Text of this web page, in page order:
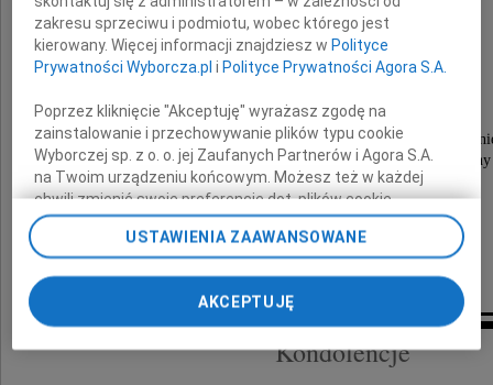
człowiek wielkiego serca,
wyjątkowej skromności i życzliwości.
Msza żałobna oraz uroczystości pogrzebowe
zostaną odprawione dnia 21 marca 2019 roku o
w kaplicy na cmentarzu parafii Świętej Rodziny
przy ulicy Smętnej we Wrocławiu,
o czym zawiadamia pogrążona w smutku
Kondolencje
zakresu sprzeciwu i podmiotu, wobec którego jest
kierowany. Więcej informacji znajdziesz w Polityce
Prywatności Wyborcza.pl i Polityce Prywatności Agora S.A.
Poprzez kliknięcie "Akceptuję" wyrażasz zgodę na
zainstalowanie i przechowywanie plików typu cookie
Wyborczej sp. z o. o. jej Zaufanych Partnerów i Agora S.A.
na Twoim urządzeniu końcowym. Możesz też w każdej
chwili zmienić swoje preferencje dot. plików cookie,
ponownie wywołując narzędzie do zarządzania Twoimi
preferencjami dot. przetwarzania danych poprzez
odnośnik „Ustawienia prywatności” w stopce serwisu i
przechodząc do sekcji „Ustawienia zaawansowane”.
Zmiana ustawień plików cookie możliwa jest także za
pomocą ustawień przeglądarki.
USTAWIENIA ZAAWANSOWANE
AKCEPTUJĘ